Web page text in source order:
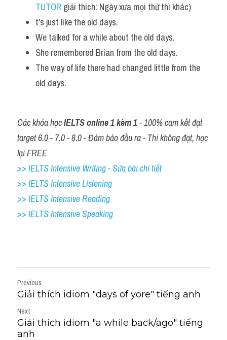
TUTOR giải thích: Ngày xưa mọi thứ thì khác)
t's just like the old days.
We talked for a while about the old days.
She remembered Brian from the old days.
The way of life there had changed little from the
old days.
Các khóa học IELTS online 1 kèm 1 - 100% cam kết đạt
target 6.0 - 7.0 - 8.0 - Đảm bảo đầu ra - Thi không đạt, học
lại FREE
>> IELTS Intensive Writing - Sửa bài chi tiết
>> IELTS Intensive Listening
>> IELTS Intensive Reading
>> IELTS Intensive Speaking
Previous
Giải thích idiom "days of yore" tiếng anh
Next
Giải thích idiom "a while back/ago" tiếng
anh